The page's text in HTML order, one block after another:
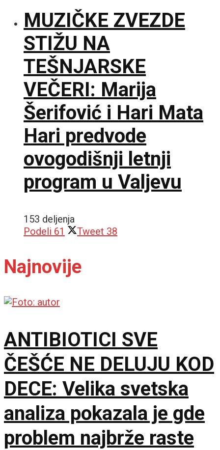
MUZIČKE ZVEZDE
STIŽU NA
TEŠNJARSKE
VEČERI: Marija
Šerifović i Hari Mata
Hari predvode
ovogodišnji letnji
program u Valjevu
153 deljenja
Podeli 61 Tweet 38
Najnovije
ANTIBIOTICI SVE
ČEŠĆE NE DELUJU KOD
DECE: Velika svetska
analiza pokazala je gde
problem najbrže raste